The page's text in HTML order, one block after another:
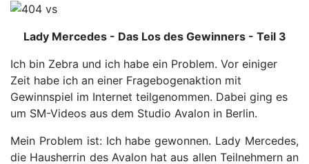
Lady Mercedes - Das Los des Gewinners - Teil 3
Ich bin Zebra und ich habe ein Problem. Vor einiger
Zeit habe ich an einer Fragebogenaktion mit
Gewinnspiel im Internet teilgenommen. Dabei ging es
um SM-Videos aus dem Studio Avalon in Berlin.
Mein Problem ist: Ich habe gewonnen. Lady Mercedes,
die Hausherrin des Avalon hat aus allen Teilnehmern an